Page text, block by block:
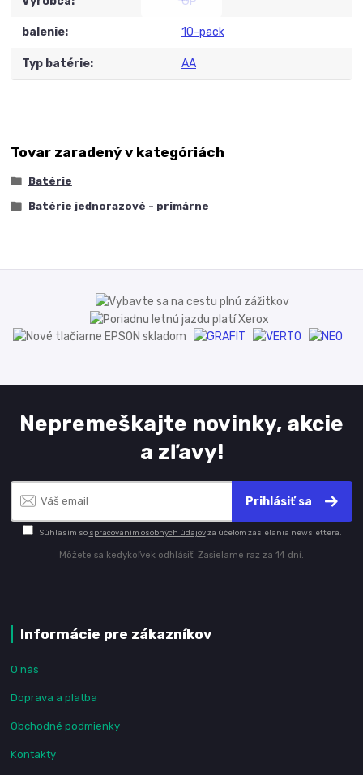
balenie 10-pack
Typ batérie AA
Tovar zaradený v kategóriách
Batérie
Batérie jednorazové - primárne
Nepremeškajte novinky, akcie
a zľavy!
Prihlásiť sa
Súhlasím so spracovaním osobných údajovza účelom zasielania newslettera.
Môžete sa kedykoľvek odhlásiť. Zasielame raz za 14 dní.
Informácie pre zákazníkov
O nás
Doprava a platba
Obchodné podmienky
Kontakty